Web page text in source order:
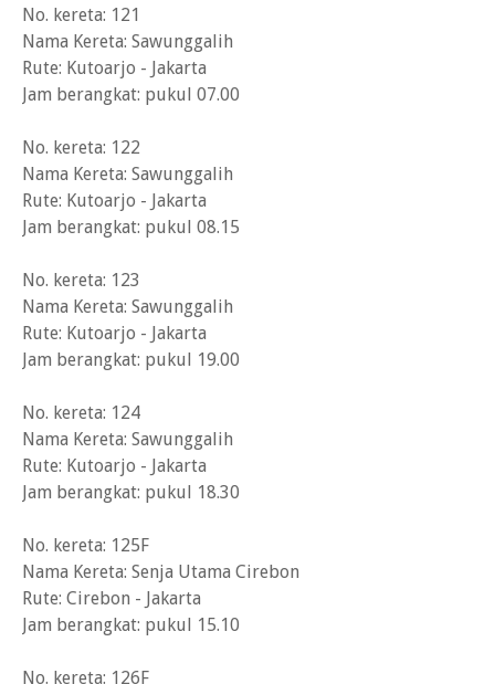
No. kereta: 121
Nama Kereta: Sawunggalih
Rute: Kutoarjo - Jakarta
Jam berangkat: pukul 07.00
No. kereta: 122
Nama Kereta: Sawunggalih
Rute: Kutoarjo - Jakarta
Jam berangkat: pukul 08.15
No. kereta: 123
Nama Kereta: Sawunggalih
Rute: Kutoarjo - Jakarta
Jam berangkat: pukul 19.00
No. kereta: 124
Nama Kereta: Sawunggalih
Rute: Kutoarjo - Jakarta
Jam berangkat: pukul 18.30
No. kereta: 125F
Nama Kereta: Senja Utama Cirebon
Rute: Cirebon - Jakarta
Jam berangkat: pukul 15.10
No. kereta: 126F